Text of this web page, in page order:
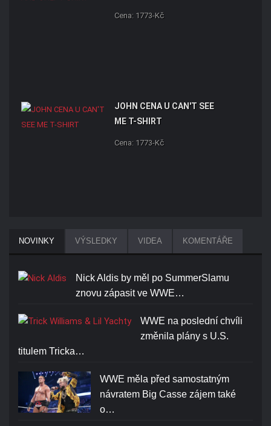
Cena: 1773-Kč
JOHN CENA U CAN'T SEE
ME T-SHIRT
Cena: 1773-Kč
NOVINKY VÝSLEDKY VIDEA KOMENTÁŘE
Nick Aldis by měl po SummerSlamu
znovu zápasit ve WWE…
WWE na poslední chvíli
změnila plány s U.S.
titulem Tricka…
WWE měla před samostatným
návratem Big Casse zájem také
o…